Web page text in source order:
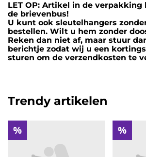
LET OP: Artikel in de verpakking
de brievenbus!
U kunt ook sleutelhangers
bestellen. Wilt u hem zonder
Reken dan niet af, maar stuur
berichtje zodat wij u een
sturen om de verzendkosten te
Trendy artikelen
% %